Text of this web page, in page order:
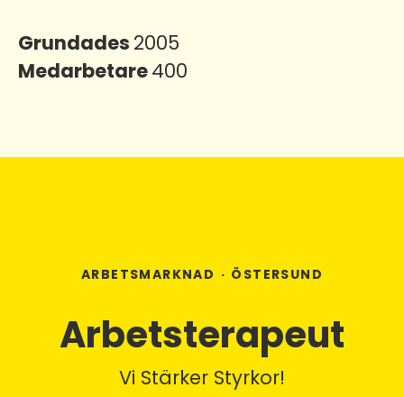
Grundades 2005
Medarbetare400
ARBETSMARKNAD · ÖSTERSUND
Arbetsterapeut
Vi Stärker Styrkor!